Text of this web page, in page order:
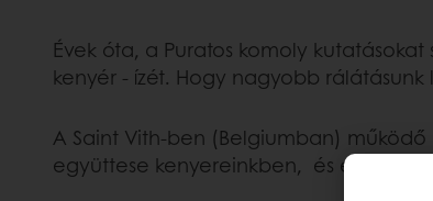
Évek óta, a Puratos komoly
kenyér - ízét. Hogy nagyobb
A Saint Vith-ben (Belgiumban)
együttese kenyereinkben, és ez